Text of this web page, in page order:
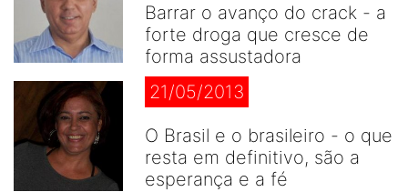
Barrar o avanço do crack - a
forte droga que cresce de
forma assustadora
21/05/2013
O Brasil e o brasileiro - o que
resta em definitivo, são a
esperança e a fé